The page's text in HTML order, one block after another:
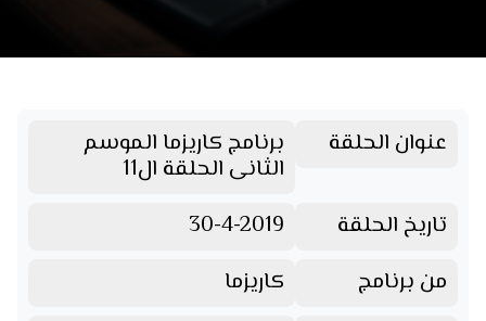
عنوان الحلقة برنامج كاريزما الموسم
الثانى الحلقة ال11
تاريخ الحلقة
30-4-2019
من برنامج
كاريزما